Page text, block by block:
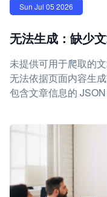
Sun Jul 05 2026
无法生成：缺少
未提供可用于爬取的
无法依据页面内容生
包含文章信息的